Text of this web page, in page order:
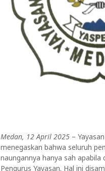
Medan, 12 April 2025 –
menegaskan bahwa seluruh
naungannya hanya sah
Pengurus Yayasan. Hal ini